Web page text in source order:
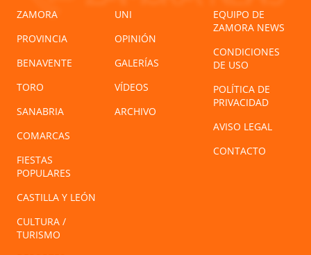
ZAMORA
PROVINCIA
BENAVENTE
TORO
SANABRIA
COMARCAS
FIESTAS
POPULARES
CASTILLA Y LEÓN
CULTURA /
TURISMO
UNI
OPINIÓN
GALERÍAS
VÍDEOS
ARCHIVO
EQUIPO DE
ZAMORA NEWS
CONDICIONES
DE USO
POLÍTICA DE
PRIVACIDAD
AVISO LEGAL
CONTACTO